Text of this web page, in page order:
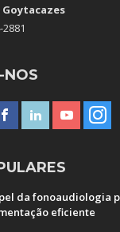
Goytacazes
2881
NOS
da fonoaudiologia
eficiente